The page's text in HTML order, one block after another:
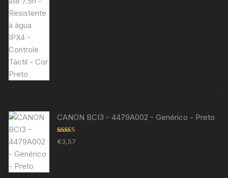
CANON BCI3 - 4479A002 - Genérico - Preto
Avaliação
5.00de 5
€3,57